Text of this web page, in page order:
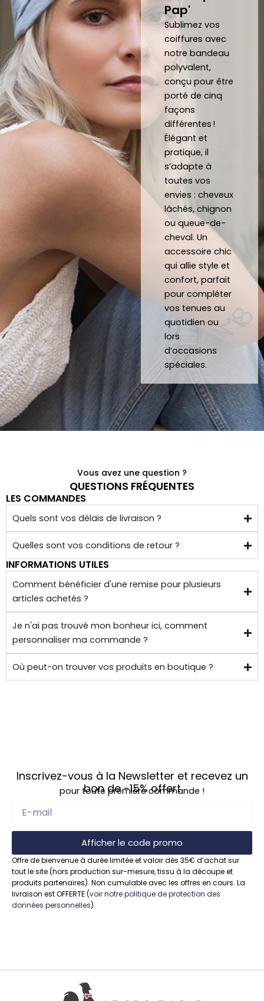
de
pouv
porte
r des
noeu
papill
ons/
acce
ssoir
es de
qualit
conf
ectio
nnés
quelq
kilom
ètres
chez
soi.
mma
nde
forte
ment
!
Merci
coup
à eux
encor
Pap'
Sublimez vos
coiffures avec
notre bandeau
polyvalent,
conçu pour être
porté de cinq
façons
différentes !
Élégant et
pratique, il
s’adapte à
toutes vos
envies : cheveux
lâchés, chignon
ou queue-de-
cheval. Un
accessoire chic
qui allie style et
confort, parfait
pour compléter
vos tenues au
quotidien ou
lors
d’occasions
spéciales.
Vous avez une question ?
QUESTIONS FRÉQUENTES
LES COMMANDES
Quels sont vos délais de livraison ?
Quelles sont vos conditions de retour ?
INFORMATIONS UTILES
Comment bénéficier d'une remise pour plusieurs
articles achetés ?
Je n'ai pas trouvé mon bonheur ici, comment
personnaliser ma commande ?
Où peut-on trouver vos produits en boutique ?
Inscrivez-vous à la Newsletter et recevez un
bon de -15% offert
pour toute première commande !
Afficher le code promo
Offre de bienvenue à durée limitée et valoir dès 35€ d’achat sur
tout le site (hors production sur-mesure, tissu à la découpe et
produits partenaires). Non cumulable avec les offres en cours. La
livraison est OFFERTE (voir notre politique de protection des
données personnelles).